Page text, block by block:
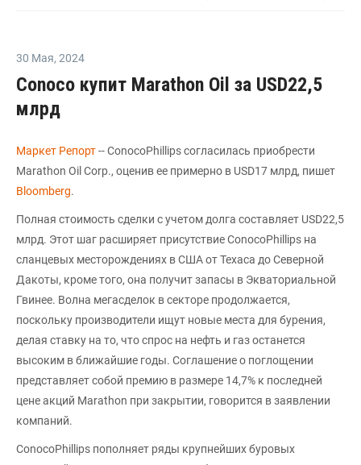
30 Мая, 2024
Conoco купит Marathon Oil за USD22,5
млрд
Маркет Репорт-- ConocoPhillips согласилась приобрести
Marathon Oil Corp., оценив ее примерно в USD17 млрд, пишет
Bloomberg.
Полная стоимость сделки с учетом долга составляет USD22,5
млрд. Этот шаг расширяет присутствие ConocoPhillips на
сланцевых месторождениях в США от Техаса до Северной
Дакоты, кроме того, она получит запасы в Экваториальной
Гвинее. Волна мегасделок в секторе продолжается,
поскольку производители ищут новые места для бурения,
делая ставку на то, что спрос на нефть и газ останется
высоким в ближайшие годы. Соглашение о поглощении
представляет собой премию в размере 14,7% к последней
цене акций Marathon при закрытии, говорится в заявлении
компаний.
ConocoPhillips пополняет ряды крупнейших буровых